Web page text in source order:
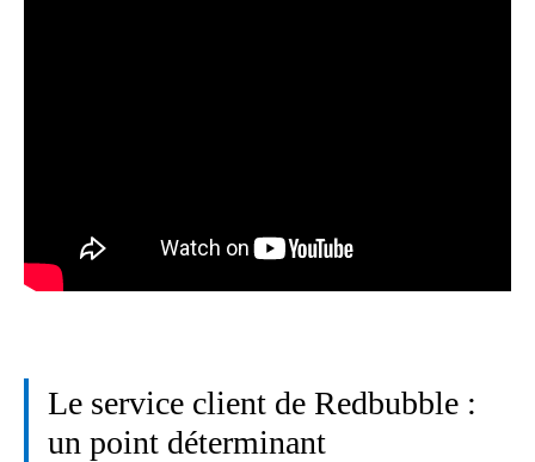
Le service client de Redbubble :
un point déterminant